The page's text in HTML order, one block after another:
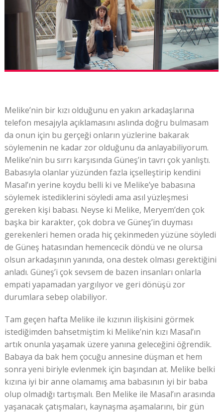
Melike’nin bir kızı olduğunu en yakın arkadaşlarına
telefon mesajıyla açıklamasını aslında doğru bulmasam
da onun için bu gerçeği onların yüzlerine bakarak
söylemenin ne kadar zor olduğunu da anlayabiliyorum.
Melike’nin bu sırrı karşısında Güneş’in tavrı çok yanlıştı.
Babasıyla olanlar yüzünden fazla içselleştirip kendini
Masal’ın yerine koydu belli ki ve Melike’ye babasına
söylemek istediklerini söyledi ama asıl yüzleşmesi
gereken kişi babası. Neyse ki Melike, Meryem’den çok
başka bir karakter, çok dobra ve Güneş’in duyması
gerekenleri hemen orada hiç çekinmeden yüzüne söyledi
de Güneş hatasından hemencecik döndü ve ne olursa
olsun arkadaşının yanında, ona destek olması gerektiğini
anladı. Güneş’i çok sevsem de bazen insanları onlarla
empati yapamadan yargılıyor ve geri dönüşü zor
durumlara sebep olabiliyor.
Tam geçen hafta Melike ile kızının ilişkisini görmek
istediğimden bahsetmiştim ki Melike’nin kızı Masal’ın
artık onunla yaşamak üzere yanına geleceğini öğrendik.
Babaya da bak hem çocuğu annesine düşman et hem
sonra yeni biriyle evlenmek için başından at. Melike belki
kızına iyi bir anne olamamış ama babasının iyi bir baba
olup olmadığı tartışmalı. Ben Melike ile Masal’ın arasında
yaşanacak çatışmaları, kaynaşma aşamalarını, bir gün